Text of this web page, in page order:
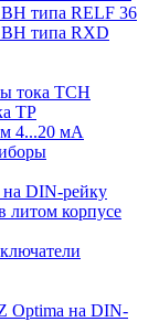
ВН типа RELF 36
ВН типа RXD
тока TCH
TP
4...20 мА
DIN-рейку
литом корпусе
Optima на DIN-